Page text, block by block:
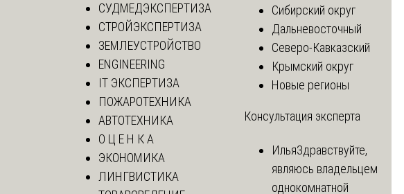
СУДМЕДЭКСПЕРТИЗА
СТРОЙЭКСПЕРТИЗА
ЗЕМЛЕУСТРОЙСТВО
ENGINEERING
IT ЭКСПЕРТИЗА
ПОЖАРОТЕХНИКА
АВТОТЕХНИКА
О Ц Е Н К А
ЭКОНОМИКА
ЛИНГВИСТИКА
Сибирский округ
Дальневосточный
Северо-Кавказский
Крымский округ
Новые регионы
Консультация эксперта
ИльяЗдравствуйте,
являюсь владельцем
однокомнатной